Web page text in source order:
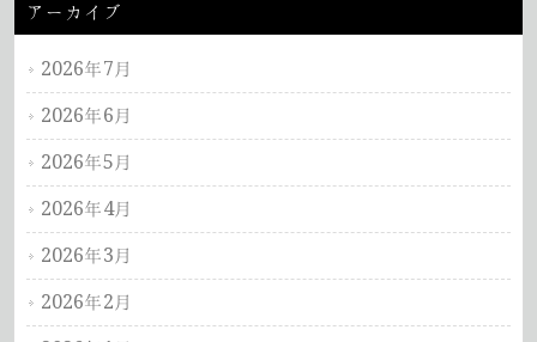
アーカイブ
2026年7月
2026年6月
2026年5月
2026年4月
2026年3月
2026年2月